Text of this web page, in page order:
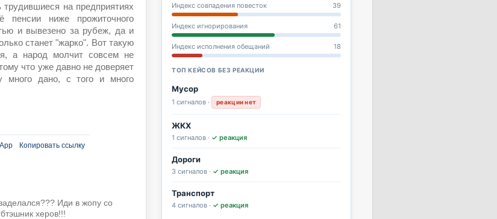
на предприятиях
ниже прожиточного
и вывезено за рубеж, да и
станет "жарко". Вот такую
а народ молчит совсем не
что уже давно не доверяет
много дано, с того и много
Копировать ссылку
Иди в жопу со
херов!!!
Индекс совпадения повесток 39
Индекс игнорирования 61
Индекс исполнения обещаний 18
ТОП КЕЙСОВ БЕЗ РЕАКЦИИ
Мусор
1 сигналов · реакции нет
ЖКХ
1 сигналов · ✓ реакция
Дороги
3 сигналов · ✓ реакция
Транспорт
4 сигналов · ✓ реакция